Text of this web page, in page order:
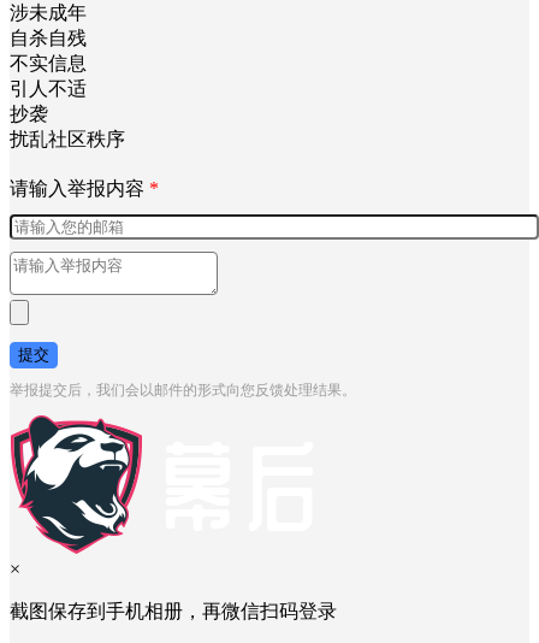
涉未成年
自杀自残
不实信息
引人不适
抄袭
扰乱社区秩序
请输入举报内容 *
提交
举报提交后，我们会以邮件的形式向您反馈处理结果。
×
截图保存到手机相册，再微信扫码登录